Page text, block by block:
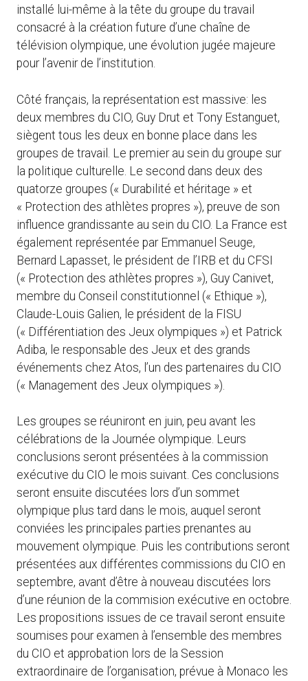
installé lui-même à la tête du groupe du travail
consacré à la création future d’une chaîne de
télévision olympique, une évolution jugée majeure
pour l’avenir de l’institution.
Côté français, la représentation est massive: les
deux membres du CIO, Guy Drut et Tony Estanguet,
siègent tous les deux en bonne place dans les
groupes de travail. Le premier au sein du groupe sur
la politique culturelle. Le second dans deux des
quatorze groupes (« Durabilité et héritage » et
« Protection des athlètes propres »), preuve de son
influence grandissante au sein du CIO. La France est
également représentée par Emmanuel Seuge,
Bernard Lapasset, le président de l’IRB et du CFSI
(« Protection des athlètes propres »), Guy Canivet,
membre du Conseil constitutionnel (« Ethique »),
Claude-Louis Galien, le président de la FISU
(« Différentiation des Jeux olympiques ») et Patrick
Adiba, le responsable des Jeux et des grands
événements chez Atos, l’un des partenaires du CIO
(« Management des Jeux olympiques »).
Les groupes se réuniront en juin, peu avant les
célébrations de la Journée olympique. Leurs
conclusions seront présentées à la commission
exécutive du CIO le mois suivant. Ces conclusions
seront ensuite discutées lors d’un sommet
olympique plus tard dans le mois, auquel seront
conviées les principales parties prenantes au
mouvement olympique. Puis les contributions seront
présentées aux différentes commissions du CIO en
septembre, avant d’être à nouveau discutées lors
d’une réunion de la commision exécutive en octobre.
Les propositions issues de ce travail seront ensuite
soumises pour examen à l’ensemble des membres
du CIO et approbation lors de la Session
extraordinaire de l’organisation, prévue à Monaco les